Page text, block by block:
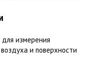
для измерения
и поверхности